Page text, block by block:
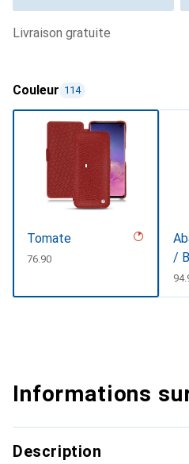
livraison gratuite
Couleur 114
Tomate
CHF
76.90
/
Informations
Description